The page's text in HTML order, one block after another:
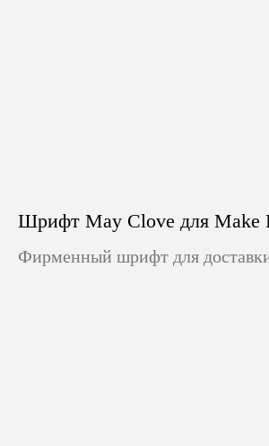
Шрифт May Clove для Make
Фирменный шрифт для